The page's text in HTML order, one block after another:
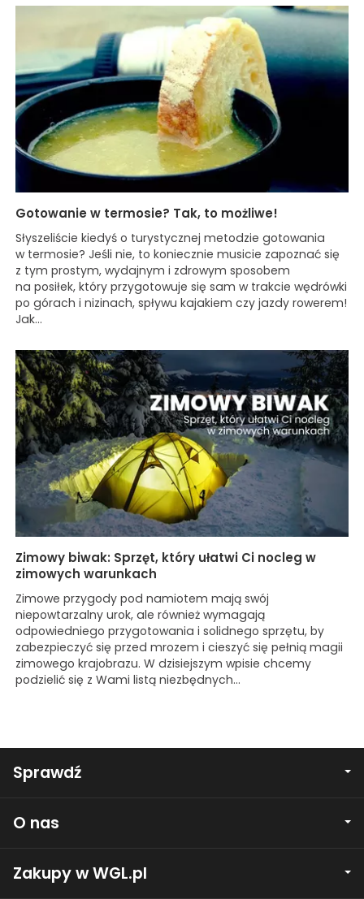
Gotowanie w termosie? Tak, to możliwe!
Słyszeliście kiedyś o turystycznej metodzie gotowania
w termosie? Jeśli nie, to koniecznie musicie zapoznać się
z tym prostym, wydajnym i zdrowym sposobem
na posiłek, który przygotowuje się sam w trakcie wędrówki
po górach i nizinach, spływu kajakiem czy jazdy rowerem!
Jak...
Zimowy biwak: Sprzęt, który ułatwi Ci nocleg w
zimowych warunkach
Zimowe przygody pod namiotem mają swój
niepowtarzalny urok, ale również wymagają
odpowiedniego przygotowania i solidnego sprzętu, by
zabezpieczyć się przed mrozem i cieszyć się pełnią magii
zimowego krajobrazu. W dzisiejszym wpisie chcemy
podzielić się z Wami listą niezbędnych...
Sprawdź
O nas
Zakupy w WGL.pl